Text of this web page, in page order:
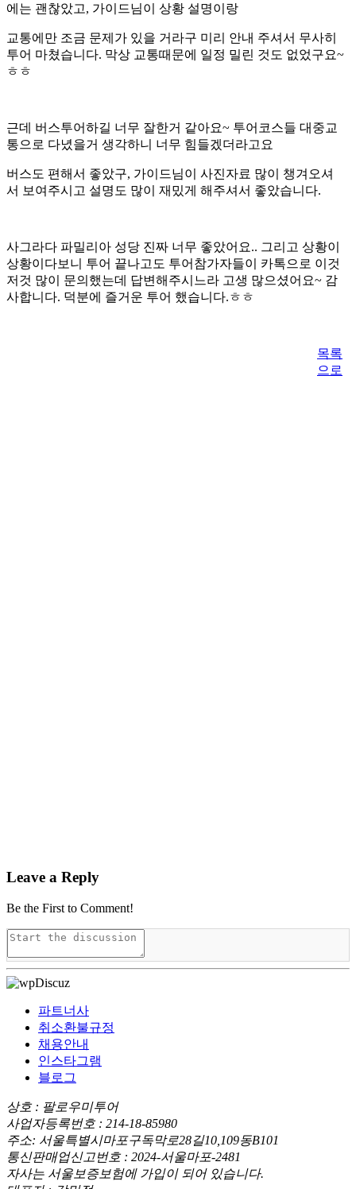
에는 괜찮았고, 가이드님이 상황 설명이랑
교통에만 조금 문제가 있을 거라구 미리 안내 주셔서 무사히
투어 마쳤습니다. 막상 교통때문에 일정 밀린 것도 없었구요~
ㅎㅎ
근데 버스투어하길 너무 잘한거 같아요~ 투어코스들 대중교
통으로 다녔을거 생각하니 너무 힘들겠더라고요
버스도 편해서 좋았구, 가이드님이 사진자료 많이 챙겨오셔
서 보여주시고 설명도 많이 재밌게 해주셔서 좋았습니다.
사그라다 파밀리아 성당 진짜 너무 좋았어요.. 그리고 상황이
상황이다보니 투어 끝나고도 투어참가자들이 카톡으로 이것
저것 많이 문의했는데 답변해주시느라 고생 많으셨어요~ 감
사합니다. 덕분에 즐거운 투어 했습니다.ㅎㅎ
목록
으로
Leave a Reply
Be the First to Comment!
파트너사
취소환불규정
채용안내
인스타그램
블로그
상호 : 팔로우미투어
사업자등록번호 : 214-18-85980
주소: 서울특별시마포구독막로28길10,109동B101
통신판매업신고번호 : 2024-서울마포-2481
자사는 서울보증보험에 가입이 되어 있습니다.